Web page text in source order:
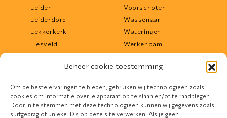
Beheer cookie toestemming
Om de beste ervaringen te bieden, gebruiken wij technologieën zoals
cookies om informatie over je apparaat op te slaan en/of te raadplegen.
Door in te stemmen met deze technologieën kunnen wij gegevens zoals
surfgedrag of unieke ID's op deze site verwerken. Als je geen
Leiden
Leiderdorp
Lekkerkerk
Liesveld
Middelharnis
Mijdrecht
Voorschoten
Wassenaar
Wateringen
Werkendam
Woudrichem
Zwijndrecht